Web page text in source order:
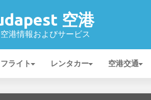
空港
港情報およびサービス
フライト レンタカー 空港交通